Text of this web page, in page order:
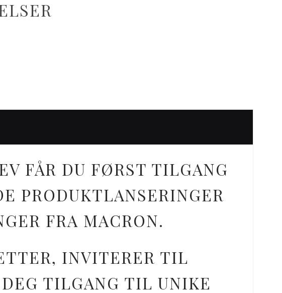
FÅR DU FØRST TILGANG
PRODUKTLANSERINGER
FRA MACRON.
INVITERER TIL
TILGANG TIL UNIKE